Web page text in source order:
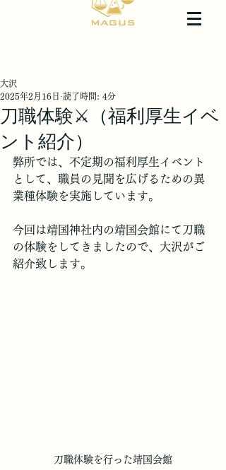
刀職体験⚔️（福利厚生イベ
ント紹介）
大沢
2025年2月16日 読了時間: 4分
弊所では、不定期の福利厚生イベント
として、職員の見聞を広げるための異
業種体験を実施しています。
今回は靖国神社内の靖国会館にて刀職
の体験をしてきましたので、大沢がご
紹介致します。
刀職体験を行った靖国会館